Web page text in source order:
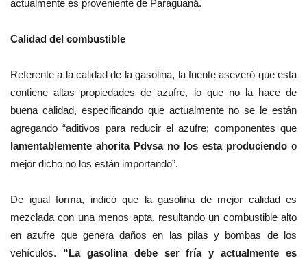
actualmente es proveniente de Paraguaná.
Calidad del combustible
Referente a la calidad de la gasolina, la fuente aseveró que esta
contiene altas propiedades de azufre, lo que no la hace de
buena calidad, especificando que actualmente no se le están
agregando “aditivos para reducir el azufre; componentes que
lamentablemente ahorita Pdvsa no los esta produciendo o
mejor dicho no los están importando”.
De igual forma, indicó que la gasolina de mejor calidad es
mezclada con una menos apta, resultando un combustible alto
en azufre que genera daños en las pilas y bombas de los
vehículos. “La gasolina debe ser fría y actualmente es